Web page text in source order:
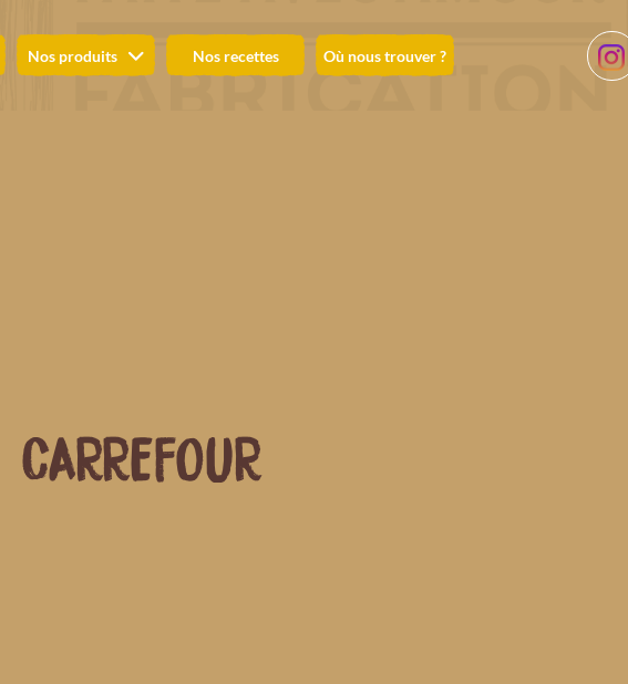
Nos produits Nos recettes Où nous trouver ?
CARREFOUR